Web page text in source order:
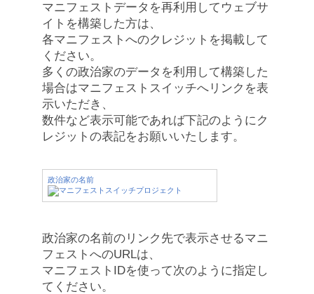
マニフェストデータを再利用してウェブサ
イトを構築した方は、
各マニフェストへのクレジットを掲載して
ください。
多くの政治家のデータを利用して構築した
場合はマニフェストスイッチへリンクを表
示いただき、
数件など表示可能であれば下記のようにク
レジットの表記をお願いいたします。
政治家の名前
政治家の名前のリンク先で表示させるマニ
フェストへのURLは、
マニフェストIDを使って次のように指定し
てください。